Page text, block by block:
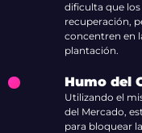
dificulta que
recuperación,
concentren en
plantación.
Humo del
Utilizando el
del Mercado,
para bloquear